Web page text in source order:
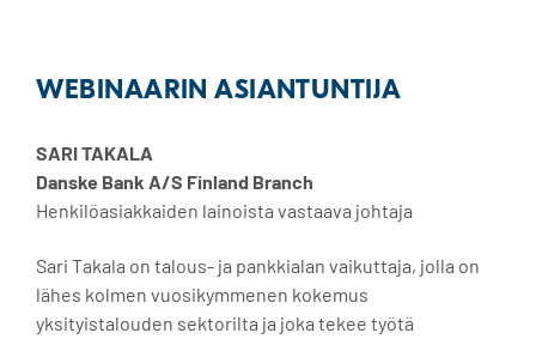
WEBINAARIN ASIANTUNTIJA
SARI TAKALA
Danske Bank A/S Finland Branch
Henkilöasiakkaiden lainoista vastaava johtaja
Sari Takala on talous- ja pankkialan vaikuttaja, jolla on
lähes kolmen vuosikymmenen kokemus
yksityistalouden sektorilta ja joka tekee työtä